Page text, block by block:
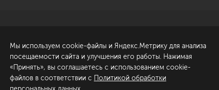
Обсудить проект
ул. Академика Павлова, 6
к1
+7 (812) 200-95-55
Мы используем cookie-файлы и Яндекс.Метрику для анализа
посещаемости сайта и улучшения его работы. Нажимая
«Принять», вы соглашаетесь с использованием cookie-
файлов в соответствии с Политикой обработки